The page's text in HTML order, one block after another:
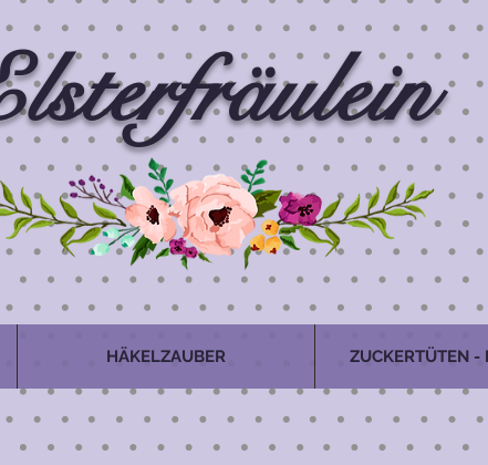
HÄKELZAUBER ZUCKERTÜTEN